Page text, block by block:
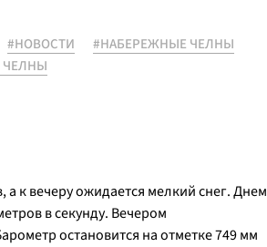
#НОВОСТИ
#НАБЕРЕЖНЫЕ ЧЕЛНЫ
ЧЕЛНЫ
к вечеру ожидается мелкий снег. Днем
в секунду. Вечером
остановится на отметке 749 мм